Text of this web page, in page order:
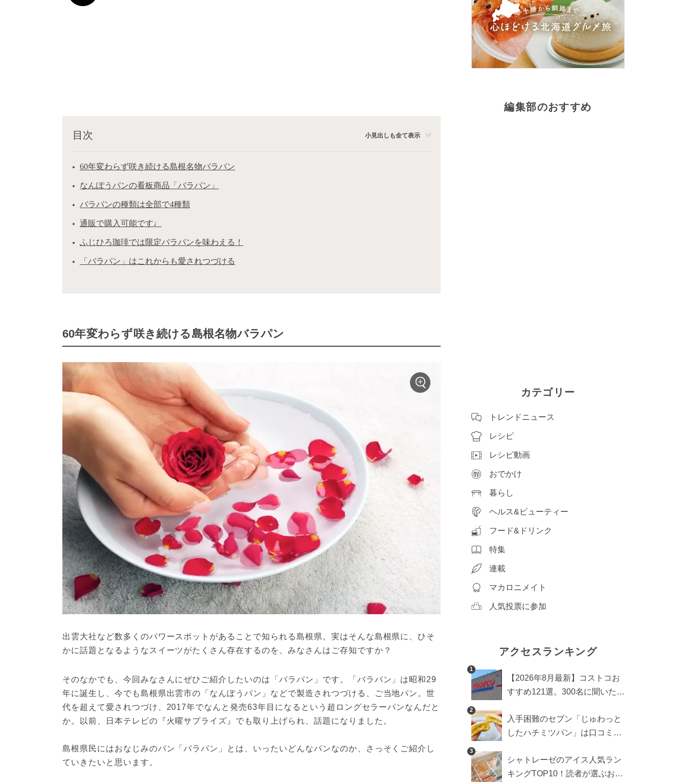
目次 小見出しも全て表示
60年変わらず咲き続ける島根名物バラパン
なんぽうパンの看板商品「バラパン」
バラパンの種類は全部で4種類
通販で購入可能です♩
ふじひろ珈琲では限定バラパンを味わえる！
「バラパン」はこれからも愛されつづける
60年変わらず咲き続ける島根名物バラパン
出雲大社など数多くのパワースポットがあることで知られる島根県。実はそんな島根県に、ひそ
そのなかでも、今回みなさんにぜひご紹介したいのは「バラパン」です。「バラパン」は昭和29
年に誕生し、今でも島根県出雲市の「なんぽうパン」などで製造されつづける、ご当地パン。世
代を超えて愛されつづけ、2017年でなんと発売63年目になるという超ロングセラーパンなんだと
か。以前、日本テレビの『火曜サプライズ』でも取り上げられ、話題になりました。
島根県民にはおなじみのパン「バラパン」とは、いったいどんなパンなのか、さっそくご紹介し
ていきたいと思います。
編集部のおすすめ
カテゴリー
トレンドニュース
レシピ
レシピ動画
おでかけ
暮らし
ヘルス&ビューティー
フード&ドリンク
特集
連載
マカロニメイト
人気投票に参加
アクセスランキング
1
【2026年8月最新】コストコお
すすめ121選。300名に聞いた買
め商品も
2
入手困難のセブン「じゅわっと
したハチミツパン」は口コミ通
検証
3
シャトレーゼのアイス人気ラン
キングTOP10！読者が選ぶおす